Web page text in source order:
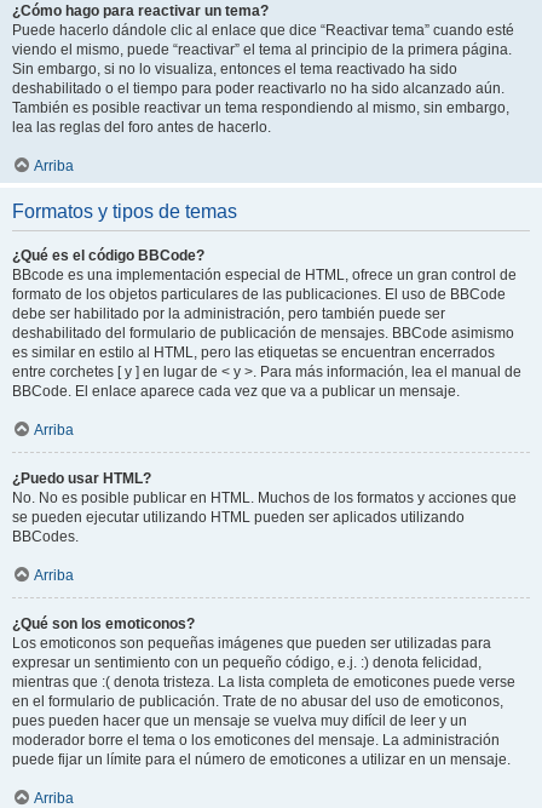
¿Cómo hago para reactivar un tema?
Puede hacerlo dándole clic al enlace que dice “Reactivar tema” cuando esté
viendo el mismo, puede “reactivar” el tema al principio de la primera página.
Sin embargo, si no lo visualiza, entonces el tema reactivado ha sido
deshabilitado o el tiempo para poder reactivarlo no ha sido alcanzado aún.
También es posible reactivar un tema respondiendo al mismo, sin embargo,
lea las reglas del foro antes de hacerlo.
Arriba
Formatos y tipos de temas
¿Qué es el código BBCode?
BBcode es una implementación especial de HTML, ofrece un gran control de
formato de los objetos particulares de las publicaciones. El uso de BBCode
debe ser habilitado por la administración, pero también puede ser
deshabilitado del formulario de publicación de mensajes. BBCode asimismo
es similar en estilo al HTML, pero las etiquetas se encuentran encerrados
entre corchetes [ y ] en lugar de < y >. Para más información, lea el manual de
BBCode. El enlace aparece cada vez que va a publicar un mensaje.
Arriba
¿Puedo usar HTML?
No. No es posible publicar en HTML. Muchos de los formatos y acciones que
se pueden ejecutar utilizando HTML pueden ser aplicados utilizando
BBCodes.
Arriba
¿Qué son los emoticonos?
Los emoticonos son pequeñas imágenes que pueden ser utilizadas para
expresar un sentimiento con un pequeño código, e.j. :) denota felicidad,
mientras que :( denota tristeza. La lista completa de emoticones puede verse
en el formulario de publicación. Trate de no abusar del uso de emoticonos,
pues pueden hacer que un mensaje se vuelva muy difícil de leer y un
moderador borre el tema o los emoticones del mensaje. La administración
puede fijar un límite para el número de emoticones a utilizar en un mensaje.
Arriba